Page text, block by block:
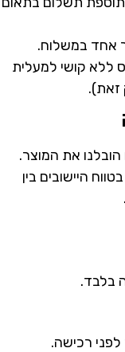
אחד במשלוח.
ללא קושי למעלית
זאת).
את המוצר.
היישובים בין
בלבד.
רכישה.